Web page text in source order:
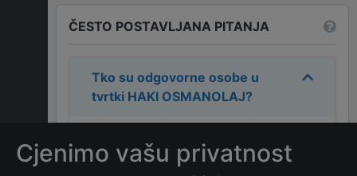
ČESTO POSTAVLJANA PITANJA
Tko su odgovorne osobe u
tvrtki HAKI OSMANOLAJ?
OSMANOLAJ
Cjenimo vašu privatnost